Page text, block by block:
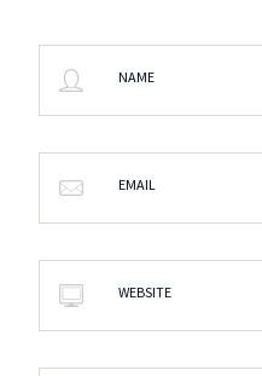
NAME
EMAIL
WEBSITE